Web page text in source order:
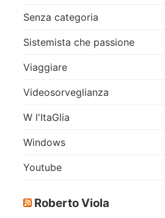
Senza categoria
Sistemista che passione
Viaggiare
Videosorveglianza
W l'ItaGlia
Windows
Youtube
Roberto Viola